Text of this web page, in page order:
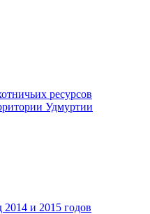
ресурсов
Удмуртии
и 2015 годов